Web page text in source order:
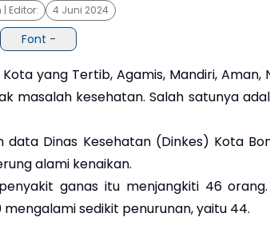
| Editor: 4 Juni 2024
Font -
yang Tertib, Agamis, Mandiri, Aman,
masalah kesehatan. Salah satunya
data Dinas Kesehatan (Dinkes) Kota
alami kenaikan.
penyakit ganas itu menjangkiti 46
mengalami sedikit penurunan, yaitu 44.